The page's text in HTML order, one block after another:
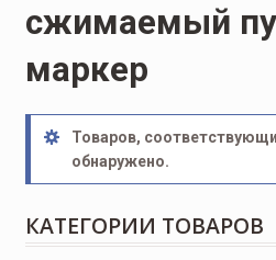
сжимаемый
маркер
Товаров,
обнаружено.
КАТЕГОРИИ ТОВАРОВ